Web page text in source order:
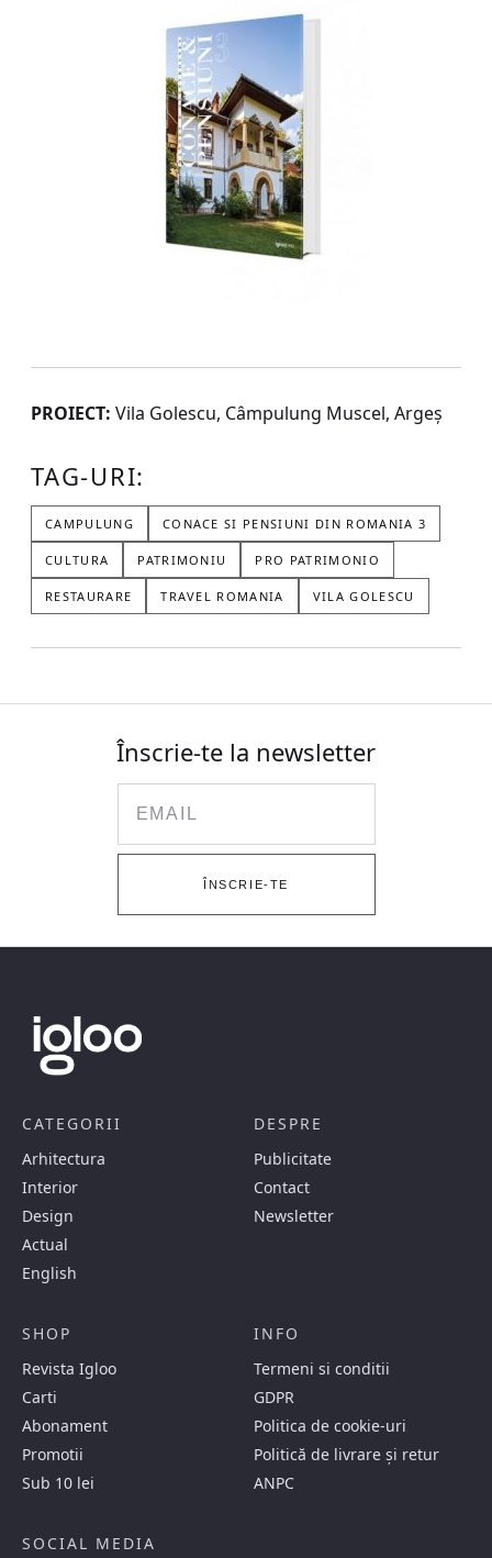
PROIECT: Vila Golescu, Câmpulung Muscel, Argeș
TAG-URI:
CAMPULUNG CONACE SI PENSIUNI DIN ROMANIA 3
CULTURA PATRIMONIU PRO PATRIMONIO
RESTAURARE TRAVEL ROMANIA VILA GOLESCU
Înscrie-te la newsletter
ÎNSCRIE-TE
CATEGORII
Arhitectura
Interior
Design
Actual
English
DESPRE
Publicitate
Contact
Newsletter
SHOP
Revista Igloo
Carti
Abonament
Promotii
Sub 10 lei
INFO
Termeni si conditii
GDPR
Politica de cookie-uri
Politică de livrare și retur
ANPC
SOCIAL MEDIA